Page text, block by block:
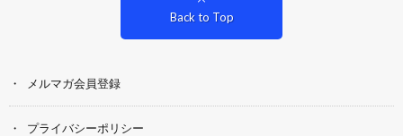
Back to Top
メルマガ会員登録
プライバシーポリシー